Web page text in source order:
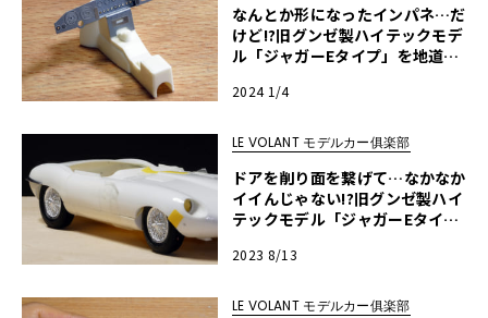
なんとか形になったインパネ…だ
けど!?旧グンゼ製ハイテックモデ
ル「ジャガーEタイプ」を地道に
2024 1/4
LE VOLANT モデルカー俱楽部
ドアを削り面を繋げて…なかなか
イイんじゃない!?旧グンゼ製ハイ
テックモデル「ジャガーEタイ
回
2023 8/13
LE VOLANT モデルカー俱楽部